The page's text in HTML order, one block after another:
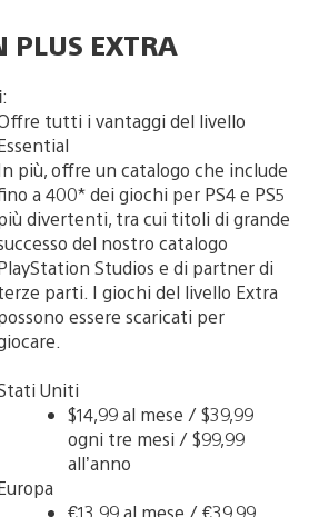
PLUS EXTRA
:
tutti i vantaggi del livello
più, offre un catalogo che include
a 400* dei giochi per PS4 e PS5
divertenti, tra cui titoli di grande
del nostro catalogo
Studios e di partner di
parti. I giochi del livello Extra
essere scaricati per
Uniti
$14,99 al mese / $39,99
ogni tre mesi / $99,99
all’anno